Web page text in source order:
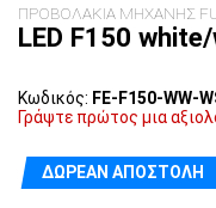
ΠΡΟΒΟΛΑΚΙΑ ΜΗΧΑΝΗΣ
LED F150
Κωδικός: FE-F150-WW-
Γράψτε πρώτος μια
ΔΩΡΕΆΝ ΑΠΟΣΤΟΛΉ